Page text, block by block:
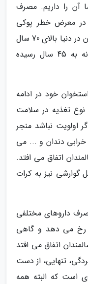
آن را داریم. مصرف
در معرض خطر پوکی
استخوان قرار می دهد. پوکی استخوان در دنیا بالای 70 سال
اتفاق می افتد اما در ایران متاسفانه به 45 سال رسیده
خود در ادامه
تغذیه در سلامت
اولویت نباشد منجر
خرابی دندان و ... می
اتفاق می افتد.
نیز به کرات
داروهای مختلفی
رخ می دهد و گاهی
اتفاق می افتد
تنهایی، از دست
است که البته همه